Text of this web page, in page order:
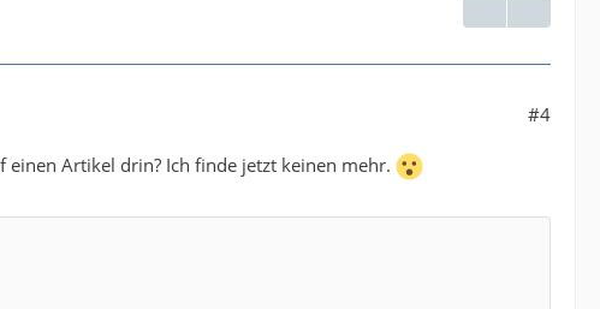
#4
einen Artikel drin? Ich finde jetzt keinen mehr.